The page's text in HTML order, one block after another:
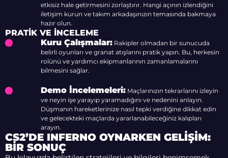
etkisiz hale getirmesini zorlaştırır. Hangi açının izlendiğini
iletişim kurun ve takım arkadaşınızın temasında bakmaya
hazır olun.
PRATIK VE İNCELEME
Kuru Çalışmalar: Rakipler olmadan bir sunucuda
belirli oyunları ve granat atışlarını pratik yapın. Bu, herkesin
rolünü ve yardımcı ekipmanlarının zamanlamalarını
bilmesini sağlar.
Demo İncelemeleri: Maçlarınızın tekrarlarını izleyin
ve neyin işe yarayıp yaramadığını ve nedenini anlayın.
Düşmanın hareketlerinize nasıl tepki verdiğine dikkat edin
ve gelecekteki maçlarda yararlanabileceğiniz kalıpları
arayın.
CS2’DE INFERNO OYNARKEN GELIŞIM:
BIR SONUÇ